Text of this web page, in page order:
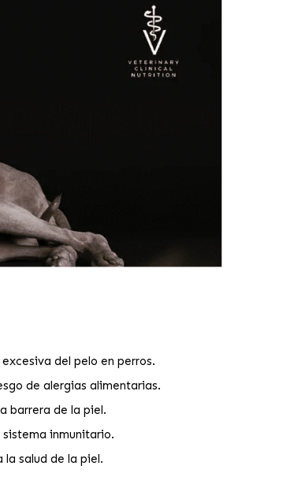
del pelo en perros.
de alergias alimentarias.
barrera de la piel.
inmunitario.
salud de la piel.